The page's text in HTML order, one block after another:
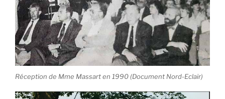
Réception de Mme Massart en 1990 (Document Nord-Eclair)